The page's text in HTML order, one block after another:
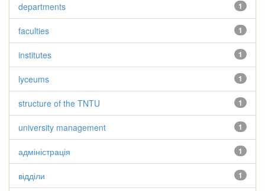
1
departments
1
faculties
1
institutes
1
lyceums
1
structure of the TNTU
1
university management
1
адміністрація
1
відділи